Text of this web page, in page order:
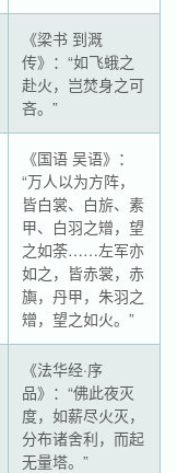
《梁书 到溉
传》：“如飞蛾之
赴火，岂焚身之可
吝。”
《国语 吴语》：
“万人以为方阵，
皆白裳、白旂、素
甲、白羽之矰，望
之如荼……左军亦
如之，皆赤裳，赤
旟，丹甲，朱羽之
矰，望之如火。”
《法华经·序
品》：“佛此夜灭
度，如薪尽火灭，
分布诸舍利，而起
无量塔。”